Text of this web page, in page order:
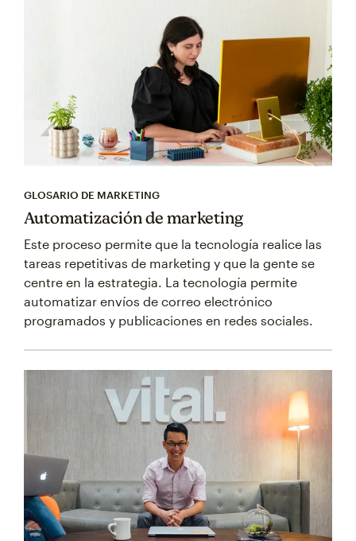
GLOSARIO DE MARKETING
Automatización de marketing
Este proceso permite que la tecnología realice las
tareas repetitivas de marketing y que la gente se
centre en la estrategia. La tecnología permite
automatizar envíos de correo electrónico
programados y publicaciones en redes sociales.